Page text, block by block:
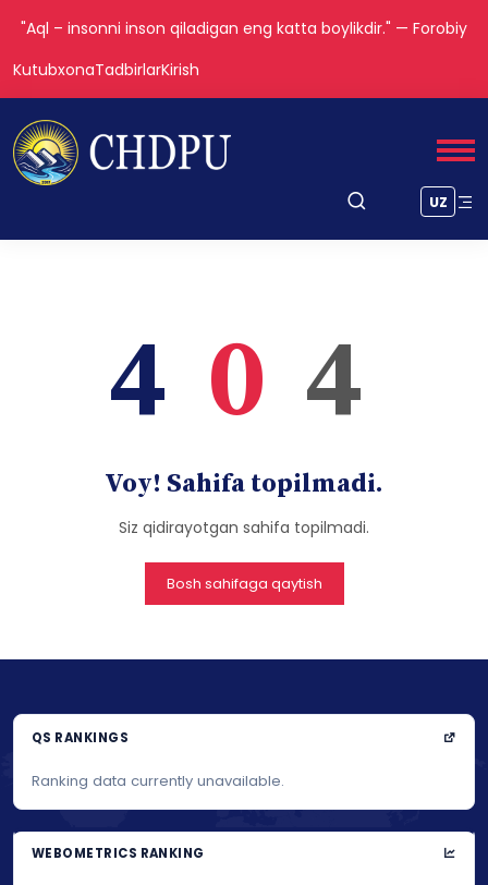
"Aql – insonni inson qiladigan eng katta boylikdir." — Forobiy
KutubxonaTadbirlarKirish
UZ
4 0 4
Voy! Sahifa topilmadi.
Siz qidirayotgan sahifa topilmadi.
Bosh sahifaga qaytish
QS RANKINGS
Ranking data currently unavailable.
WEBOMETRICS RANKING